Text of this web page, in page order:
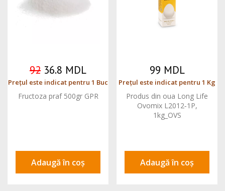
92 36.8 MDL
Prețul este indicat pentru 1 Buc
Fructoza praf 500gr GPR
Adaugă în coș
99 MDL
Prețul este indicat pentru 1 Kg
Produs din oua Long Life
Ovomix L2012‐1P,
1kg_OVS
Adaugă în coș